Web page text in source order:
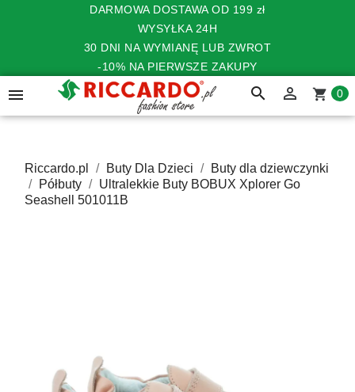
DARMOWA DOSTAWA OD 199 zł
WYSYŁKA 24H
30 DNI NA WYMIANĘ LUB ZWROT
-10% NA PIERWSZE ZAKUPY
 search  shopping_cart 0
Riccardo.pl Buty Dla Dzieci
Buty dla dziewczynki
Półbuty
Ultralekkie Buty BOBUX Xplorer Go
Seashell 501011B